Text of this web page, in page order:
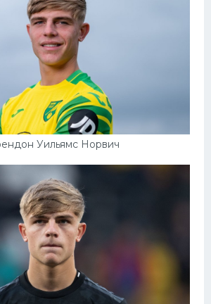
Уильямс Норвич